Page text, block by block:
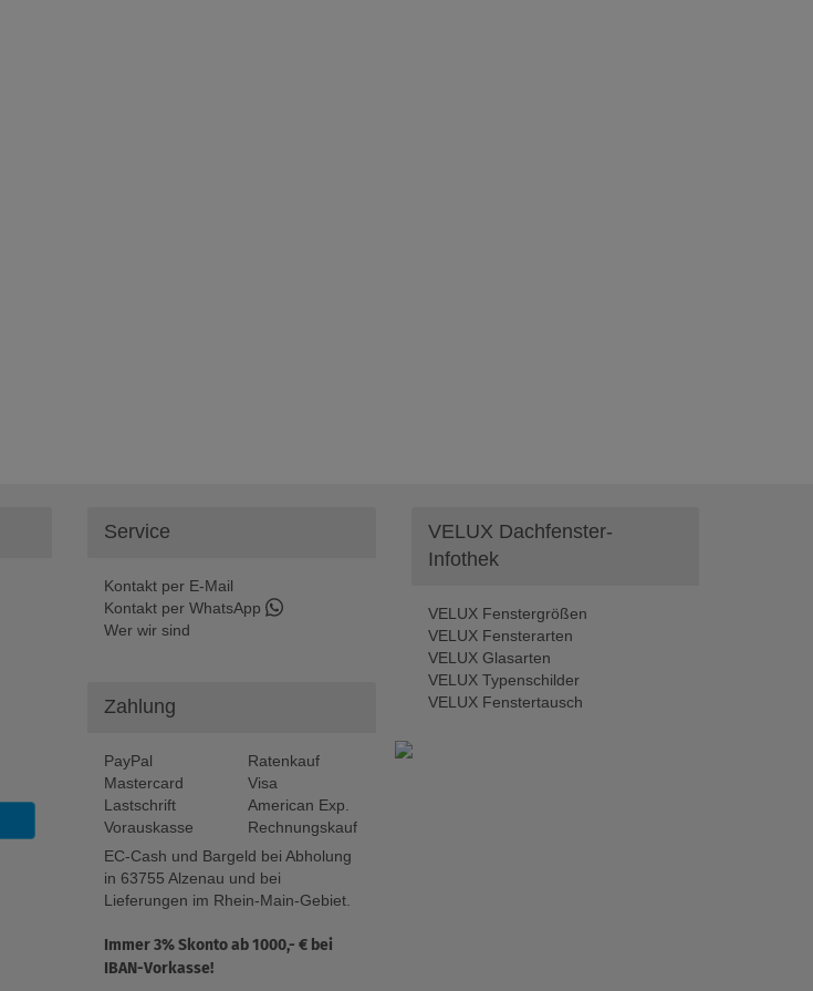
Service
Kontakt per E-Mail
Kontakt per WhatsApp
Wer wir sind
Zahlung
PayPal
Ratenkauf
Mastercard
Visa
Lastschrift
American Exp.
Vorauskasse
Rechnungskauf
EC-Cash und Bargeld bei Abholung
in 63755 Alzenau und bei
Lieferungen im Rhein-Main-Gebiet.
Immer 3% Skonto ab 1000,- € bei
IBAN-Vorkasse!
VELUX Dachfenster-
Infothek
VELUX Fenstergrößen
VELUX Fensterarten
VELUX Glasarten
VELUX Typenschilder
VELUX Fenstertausch